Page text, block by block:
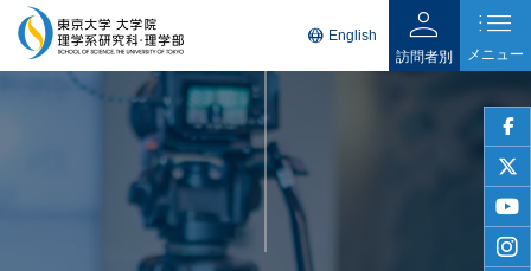
twitter
language English person
訪問者別
list
メニュー